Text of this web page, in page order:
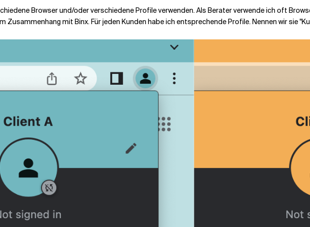
Themen
Browser und/oder verschiedene Profile verwenden. Als Berater verwende ich oft
Zusammenhang mit Binx. Für jeden Kunden habe ich entsprechende Profile. Nennen wir sie